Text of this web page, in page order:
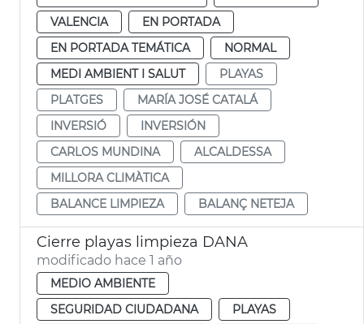
VALENCIA
EN PORTADA
EN PORTADA TEMÁTICA
NORMAL
MEDI AMBIENT I SALUT
PLAYAS
PLATGES
MARÍA JOSÉ CATALÁ
INVERSIÓ
INVERSIÓN
CARLOS MUNDINA
ALCALDESSA
MILLORA CLIMÀTICA
BALANCE LIMPIEZA
BALANÇ NETEJA
Cierre playas limpieza DANA
modificado hace 1 año
MEDIO AMBIENTE
SEGURIDAD CIUDADANA
PLAYAS